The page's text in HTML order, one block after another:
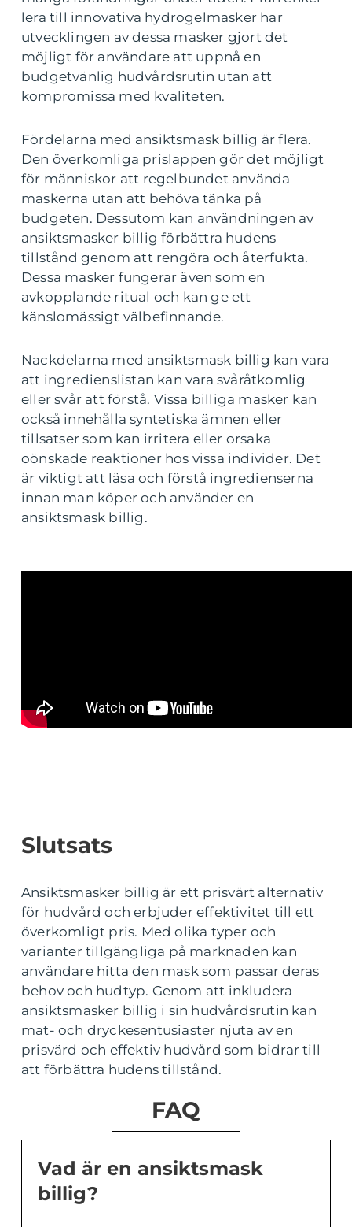
lera till innovativa hydrogelmasker har
utvecklingen av dessa masker gjort det
möjligt för användare att uppnå en
budgetvänlig hudvårdsrutin utan att
kompromissa med kvaliteten.
Fördelarna med ansiktsmask billig är flera.
Den överkomliga prislappen gör det möjligt
för människor att regelbundet använda
maskerna utan att behöva tänka på
budgeten. Dessutom kan användningen av
ansiktsmasker billig förbättra hudens
tillstånd genom att rengöra och återfukta.
Dessa masker fungerar även som en
avkopplande ritual och kan ge ett
känslomässigt välbefinnande.
Nackdelarna med ansiktsmask billig kan vara
att ingredienslistan kan vara svåråtkomlig
eller svår att förstå. Vissa billiga masker kan
också innehålla syntetiska ämnen eller
tillsatser som kan irritera eller orsaka
oönskade reaktioner hos vissa individer. Det
är viktigt att läsa och förstå ingredienserna
innan man köper och använder en
ansiktsmask billig.
Slutsats
Ansiktsmasker billig är ett prisvärt alternativ
för hudvård och erbjuder effektivitet till ett
överkomligt pris. Med olika typer och
varianter tillgängliga på marknaden kan
användare hitta den mask som passar deras
behov och hudtyp. Genom att inkludera
ansiktsmasker billig i sin hudvårdsrutin kan
mat- och dryckesentusiaster njuta av en
prisvärd och effektiv hudvård som bidrar till
att förbättra hudens tillstånd.
FAQ
Vad är en ansiktsmask
billig?